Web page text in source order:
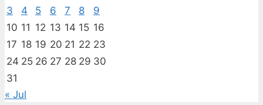
3
4 5 6 7 8
9
10 11 12 13 14 15 16
17 18 19 20 21 22 23
24 25 26 27 28 29 30
31
« Jul